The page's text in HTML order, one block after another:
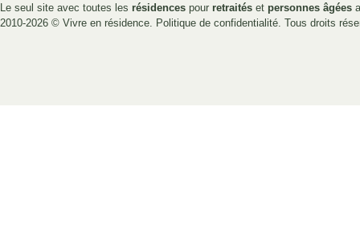
Le seul site avec toutes les résidences pour retraités et personnes âgées
2010-2026 © Vivre en résidence Politique de confidentialité . Tous droits